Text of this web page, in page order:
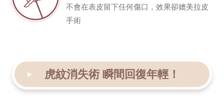
不會在表皮留下任何傷口，效果卻媲美拉皮
手術
虎紋消失術 瞬間回復年輕！